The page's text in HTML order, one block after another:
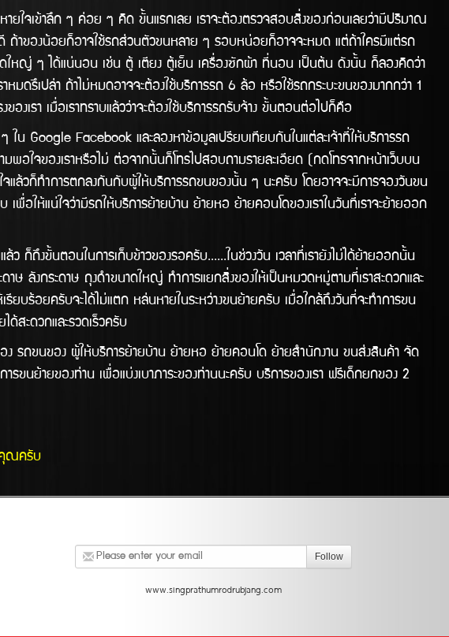
าลึก ๆ ค่อย ๆ คิด ขั้นแรกเลย เราจะต้องตรวจสอบสิ่งของก่อนเลยว่ามีปริมาณ
ถ้าของน้อยก็อาจใช้รถส่วนตัวขนหลาย ๆ รอบหน่อยก็อาจจะหมด แต่ถ้าใครมีแต่รถ
นาดใหญ่ ๆ ได้แน่นอน เช่น ตู้ เตียง ตู้เย็น เครื่องซักผ้า ที่นอน เป็นต้น ดังนั้น ก็ลองคิดว่า
าหมดรึเปล่า ถ้าไม่หมดอาจจะต้องใช้บริการรถ 6 ล้อ หรือใช้รถกระบะขนของมากกว่า 1
เรา เมื่อเราทราบแล้วว่าจะต้องใช้บริการรถรับจ้าง ขั้นตอนต่อไปก็คือ
Facebook และลองหาข้อมูลเปรียบเทียบกันในแต่ละเจ้าที่ให้บริการรถ
มพอใจของเราหรือไม่ ต่อจากนั้นก็โทรไปสอบถามรายละเอียด (กดโทรจากหน้าเว็บบน
แล้วก็ทำการตกลงกันกับผู้ให้บริการรถขนของนั้น ๆ นะครับ โดยอาจจะมีการจองวันขน
พื่อให้แน่ใจว่ามีรถให้บริิการย้ายบ้าน ย้ายหอ ย้ายคอนโดของเราในวันทีี่เราจะย้ายออก
ขั้นตอนในการเก็บข้าวของรอครับ......ในช่วงวัน เวลาที่เรายังไม่ได้ย้ายออกนั้น
าษ ลังกระดาษ ถุงดำขนาดใหญ่ ทำการแยกสิ่งของให้เป็นหมวดหมู่ตามที่เราสะดวกและ
ยบร้อยครับจะได้ไม่แตก หล่นหายในระหว่างขนย้ายครับ เมื่อใกล้ถึงวันที่จะทำการขน
ด้สะดวกและรวดเร็วครับ
นของ ผู้ให้บริการย้ายบ้าน ย้ายหอ ย้ายคอนโด ย้ายสำนักงาน ขนส่งสินค้า จัด
รขนย้ายของท่าน เพื่อแบ่งเบาภาระของท่านนะครับ บริการของเรา ฟรีเด็กยกของ 2
ณครับ
Follow
www.singprathumrodrubjang.com